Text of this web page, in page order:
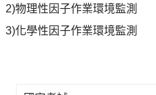
2)物理性因子作業環境監測
3)化學性因子作業環境監測